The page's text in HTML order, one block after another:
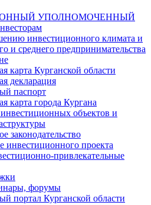
УПОЛНОМОЧЕННЫЙ
инвестиционного климата и
и среднего предпринимательства
карта Курганской области
декларация
паспорт
карта города Кургана
объектов и
законодательство
инвестиционного проекта
привлекательные
форумы
портал Курганской области